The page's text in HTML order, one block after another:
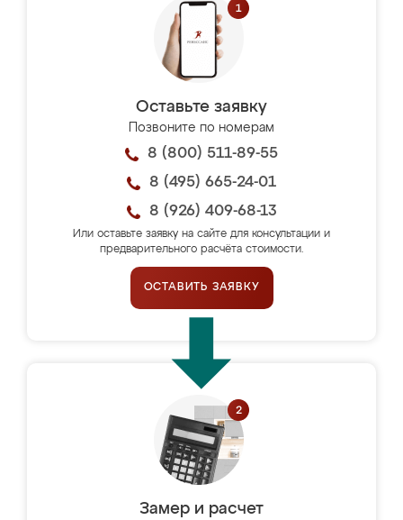
Оставьте заявку
Позвоните по номерам
8 (800) 511-89-55
8 (495) 665-24-01
8 (926) 409-68-13
Или оставьте заявку на сайте для консультации и
предварительного расчёта стоимости.
ОСТАВИТЬ ЗАЯВКУ
Замер и расчет